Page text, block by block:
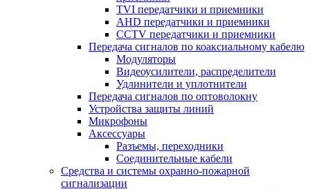
TVI передатчики и приемники
AHD передатчики и приемники
CCTV передатчики и приемники
Передача сигналов по коаксиальному кабелю
Модуляторы
Видеоусилители, распределители
Удлинители и уплотнители
Передача сигналов по оптоволокну
Устройства защиты линий
Микрофоны
Аксессуары
Разъемы, переходники
Соединительные кабели
Средства и системы охранно-пожарной
сигнализации